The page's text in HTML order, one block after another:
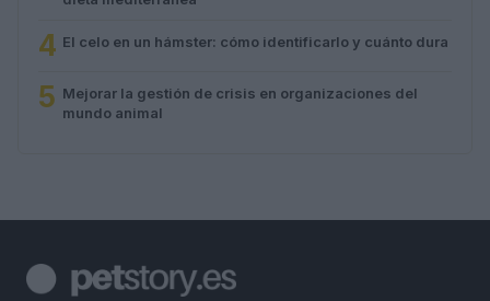
4 El celo en un hámster: cómo identificarlo y cuánto dura
5 Mejorar la gestión de crisis en organizaciones del
mundo animal